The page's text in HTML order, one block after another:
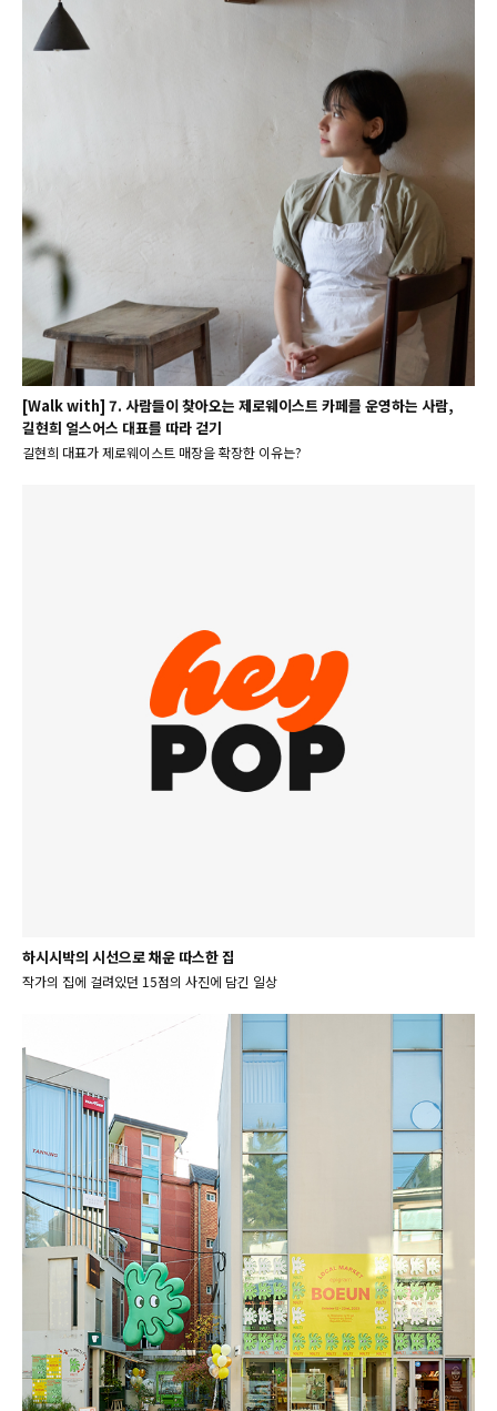
[Walk with] 7. 사람들이 찾아오는 제로웨이스트 카페를 운영하는 사람,
길현희 얼스어스 대표를 따라 걷기
길현희 대표가 제로웨이스트 매장을 확장한 이유는?
하시시박의 시선으로 채운 따스한 집
작가의 집에 걸려있던 15점의 사진에 담긴 일상